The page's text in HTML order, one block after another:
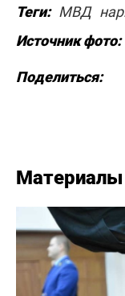
Теги: МВД
Источник фото:
Поделиться:
Материалы